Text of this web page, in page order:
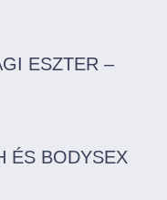
ESZTER –
ÉS BODYSEX